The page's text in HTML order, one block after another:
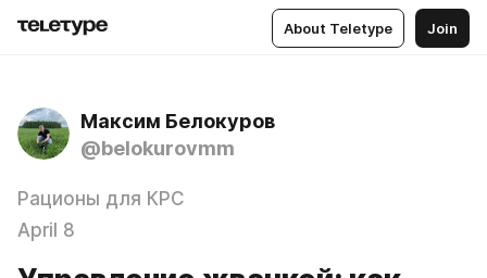
About Teletype Join
Максим Белокуров
@belokurovmm
Рационы для КРС
April 8